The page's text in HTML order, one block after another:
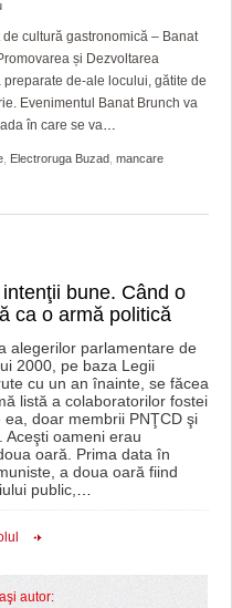
TIMIŞ
cultură gastronomică – Banat
și Dezvoltarea
de-ale locului, gătite de
Evenimentul Banat Brunch va
în care se va…
Electroruga Buzad mancare
bune. Când o
ca o armă politică
alegerilor parlamentare de
2000, pe baza Legii
cu un an înainte, se făcea
listă a colaboratorilor fostei
ea, doar membrii PNŢCD şi
Aceşti oameni erau
oară. Prima data în
a doua oară fiind
public,…
autor: